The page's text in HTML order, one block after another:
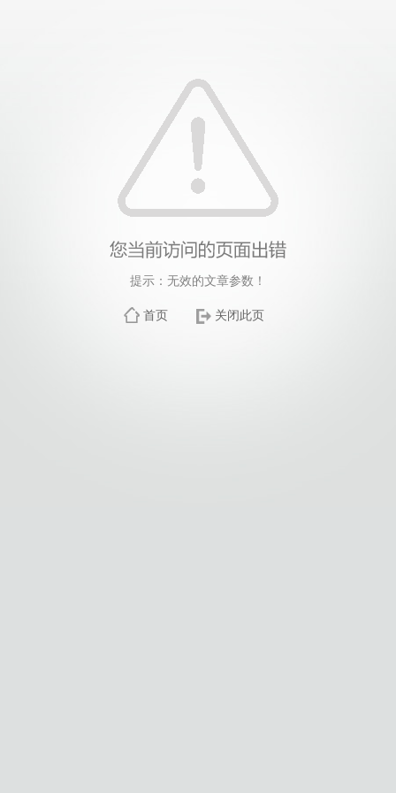
提示：无效的文章参数！
首页 关闭此页